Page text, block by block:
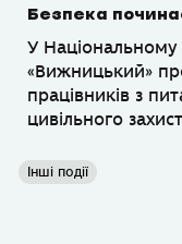
Безпека
У
«Вижницький»
працівників з
цивільного
Інші події